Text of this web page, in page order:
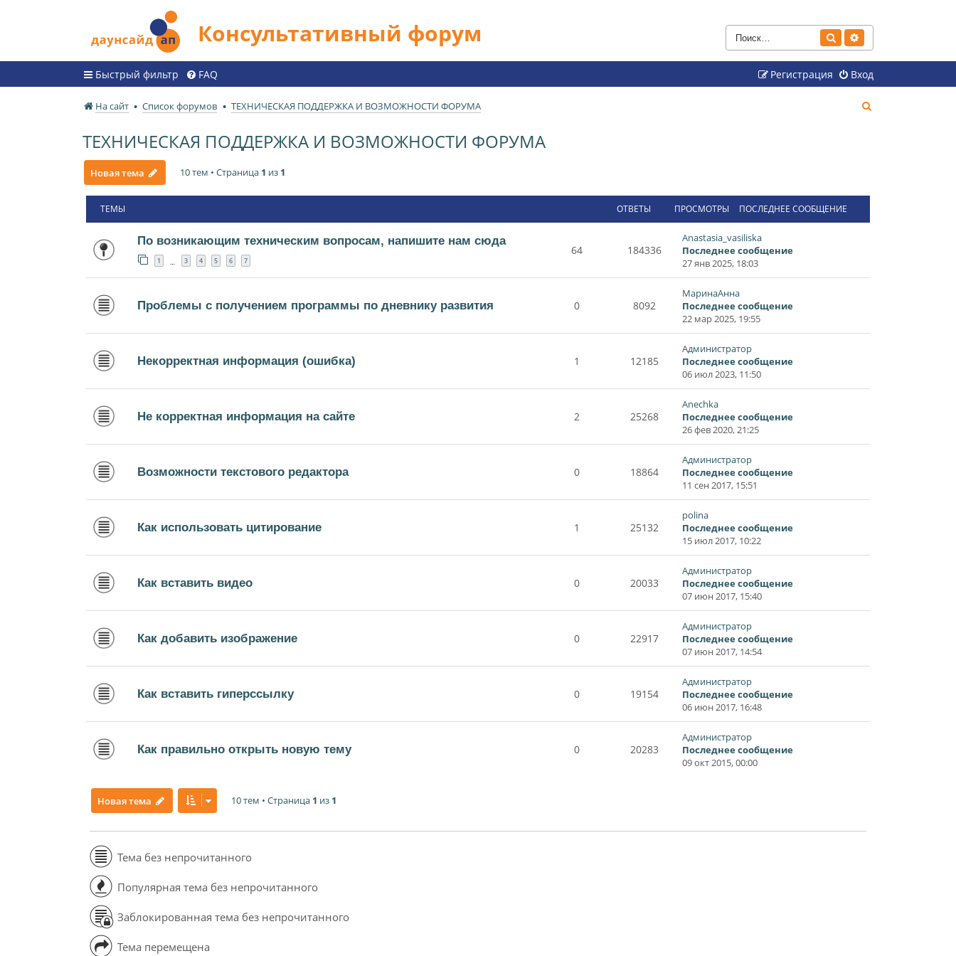
Консультативный форум Поиск
Быстрый фильтр FAQ Вход
Регистрация
На сайт Список форумов ТЕХНИЧЕСКАЯ ПОДДЕРЖКА И ВОЗМОЖНОСТИ ФОРУМА
ТЕХНИЧЕСКАЯ ПОДДЕРЖКА И ВОЗМОЖНОСТИ ФОРУМА
Новая тема 10 тем • Страница 1 из 1
ТЕМЫ ОТВЕТЫ ПРОСМОТРЫ ПОСЛЕДНЕЕ СООБЩЕНИЕ
По возникающим техническим вопросам, напишите нам сюда
1 3 4 5 6 7
64 184336
Anastasia_vasiliska
Последнее сообщение
27 янв 2025, 18:03
Проблемы с получением программы по дневнику развития 0 8092
МаринаАнна
Последнее сообщение
22 мар 2025, 19:55
Некорректная информация (ошибка) 1 12185
Администратор
Последнее сообщение
06 июл 2023, 11:50
Не корректная информация на сайте 2 25268
Anechka
Последнее сообщение
26 фев 2020, 21:25
Возможности текстового редактора 0 18864
Администратор
Последнее сообщение
11 сен 2017, 15:51
Как использовать цитирование 1 25132
polina
Последнее сообщение
15 июл 2017, 10:22
Как вставить видео 0 20033
Администратор
Последнее сообщение
07 июн 2017, 15:40
Как добавить изображение 0 22917
Администратор
Последнее сообщение
07 июн 2017, 14:54
Как вставить гиперссылку 0 19154
Администратор
Последнее сообщение
06 июн 2017, 16:48
Как правильно открыть новую тему 0 20283
Администратор
Последнее сообщение
09 окт 2015, 00:00
Новая тема 10 тем • Страница 1 из 1
Тема без непрочитанного
Популярная тема без непрочитанного
Заблокированная тема без непрочитанного
Тема перемещена